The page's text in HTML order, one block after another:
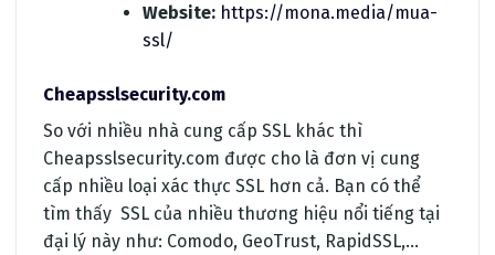
Website: https://mona.media/mua-
ssl/
Cheapsslsecurity.com
So với nhiều nhà cung cấp SSL khác thì
Cheapsslsecurity.com được cho là đơn vị cung
cấp nhiều loại xác thực SSL hơn cả. Bạn có thể
tìm thấy SSL của nhiều thương hiệu nổi tiếng tại
đại lý này như: Comodo, GeoTrust, RapidSSL,…